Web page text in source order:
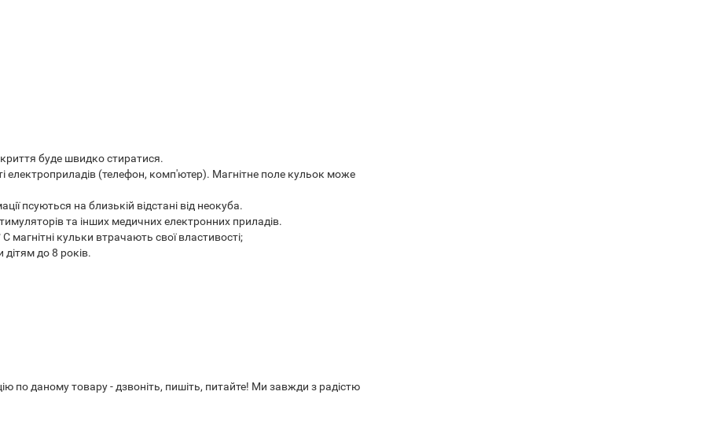
буде швидко стиратися.
електроприладів (телефон, комп'ютер). Магнітне поле кульок може
псуються на близькій відстані від неокуба.
та інших медичних електронних приладів.
магнітні кульки втрачають свої властивості;
до 8 років.
по даному товару - дзвоніть, пишіть, питайте! Ми завжди з радістю